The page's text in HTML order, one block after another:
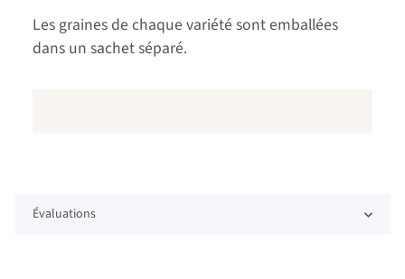
Les graines de chaque variété sont emballées
dans un sachet séparé.
Évaluations